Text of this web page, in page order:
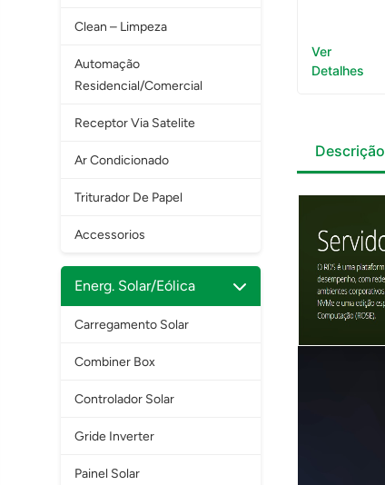
Clean – Limpeza
Automação
Residencial/Comercial
Receptor Via Satelite
Ar Condicionado
Triturador De Papel
Accessorios
Energ. Solar/Eólica
Carregamento Solar
Combiner Box
Controlador Solar
Gride Inverter
Painel Solar
Ver
Detalhes
Descrição